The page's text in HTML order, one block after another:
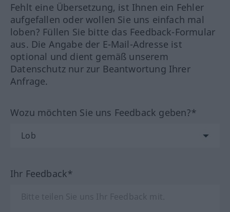
Fehlt eine Übersetzung, ist Ihnen ein Fehler
aufgefallen oder wollen Sie uns einfach mal
loben? Füllen Sie bitte das Feedback-Formular
aus. Die Angabe der E-Mail-Adresse ist
optional und dient gemäß unserem
Datenschutz nur zur Beantwortung Ihrer
Anfrage.
Wozu möchten Sie uns Feedback geben?*
Ihr Feedback*